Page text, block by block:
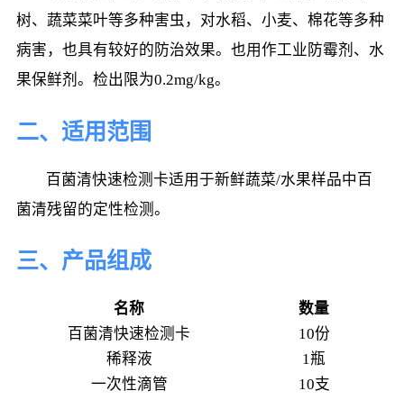
树、蔬菜菜叶等多种害虫，对水稻、小麦、棉花等多种
病害，也具有较好的防治效果。也用作工业防霉剂、水
果保鲜剂。检出限为0.2mg/kg。
二、适用范围
百菌清快速检测卡适用于新鲜蔬菜/水果样品中百
菌清残留的定性检测。
三、产品组成
名称
数量
百菌清快速检测卡
10份
稀释液
1瓶
一次性滴管
10支